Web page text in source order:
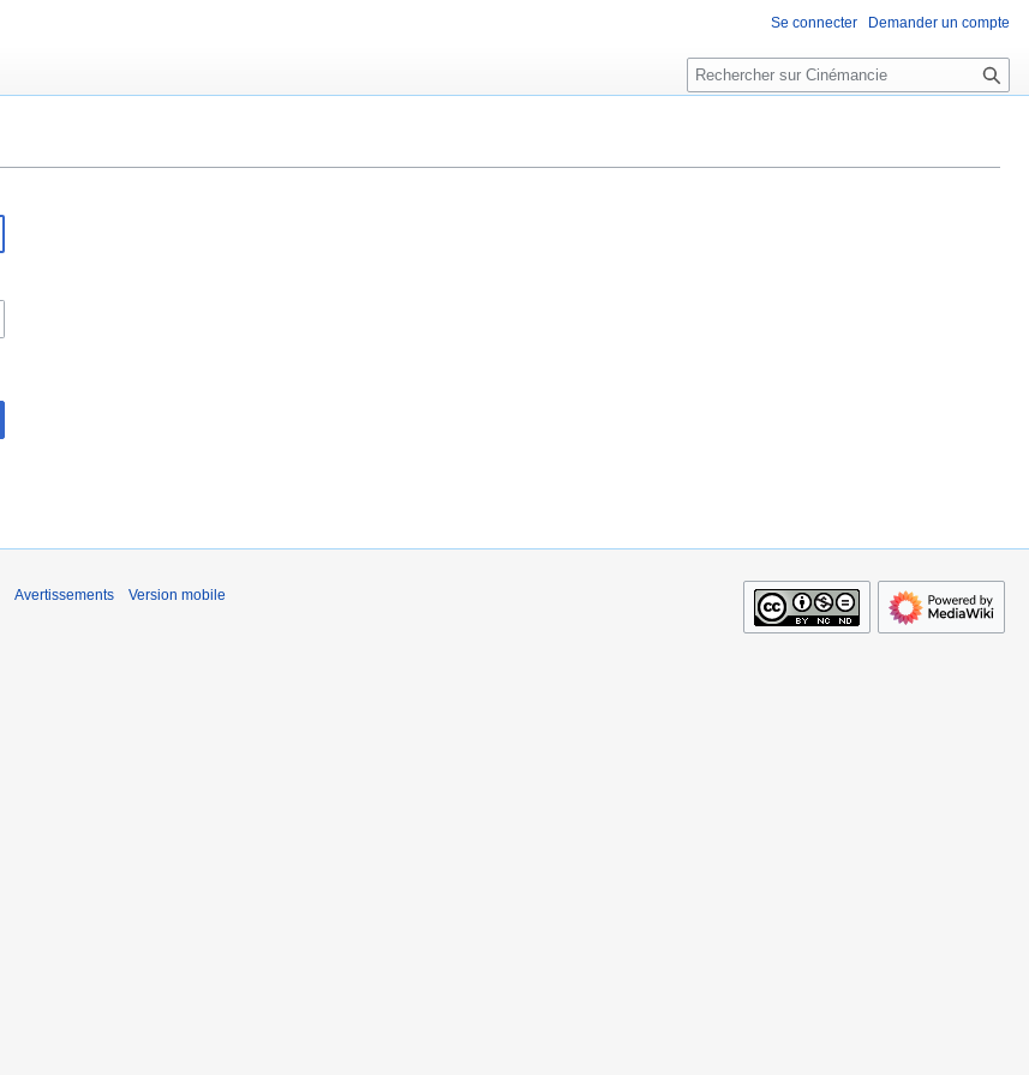
Se connecter Demander un compte
R
e
e
Avertissements Version mobile